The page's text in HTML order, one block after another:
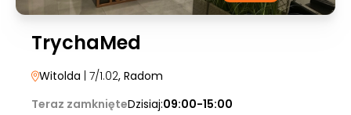
TrychaMed
Witolda | 7/1.02, Radom
Teraz zamknięteDzisiaj:09:00-15:00